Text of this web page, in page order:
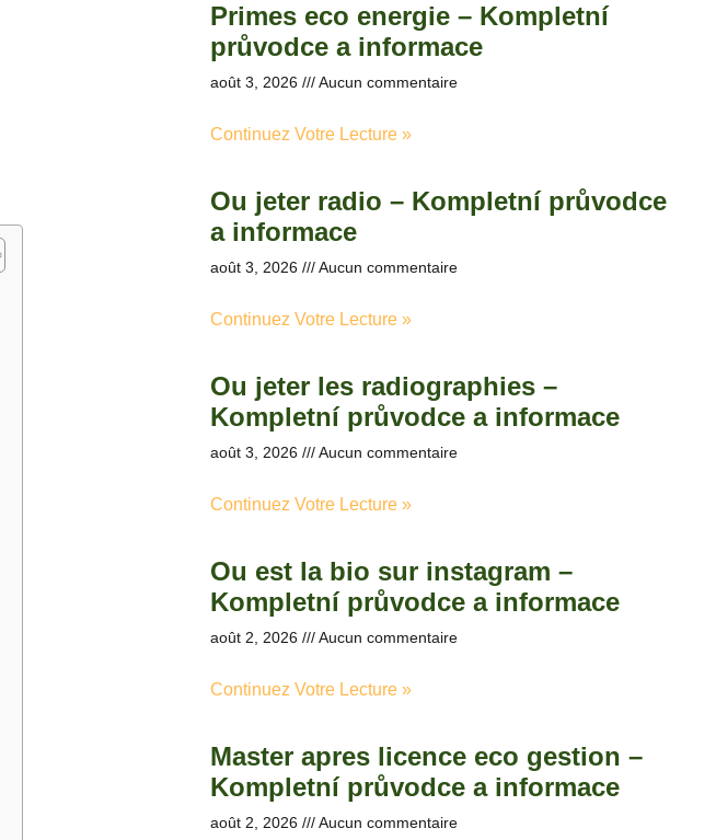
Primes eco energie – Kompletní
průvodce a informace
août 3, 2026 Aucun commentaire
Continuez Votre Lecture »
Ou jeter radio – Kompletní průvodce
a informace
août 3, 2026 Aucun commentaire
Continuez Votre Lecture »
Ou jeter les radiographies –
Kompletní průvodce a informace
août 3, 2026 Aucun commentaire
Continuez Votre Lecture »
Ou est la bio sur instagram –
Kompletní průvodce a informace
août 2, 2026 Aucun commentaire
Continuez Votre Lecture »
Master apres licence eco gestion –
Kompletní průvodce a informace
août 2, 2026 Aucun commentaire